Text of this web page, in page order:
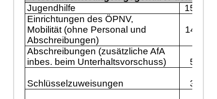
Jugendhilfe
Einrichtungen des ÖPNV,
Mobilität (ohne Personal und
Abschreibungen)
Abschreibungen (zusätzliche AfA
inbes. beim Unterhaltsvorschuss)
Schlüsselzuweisungen